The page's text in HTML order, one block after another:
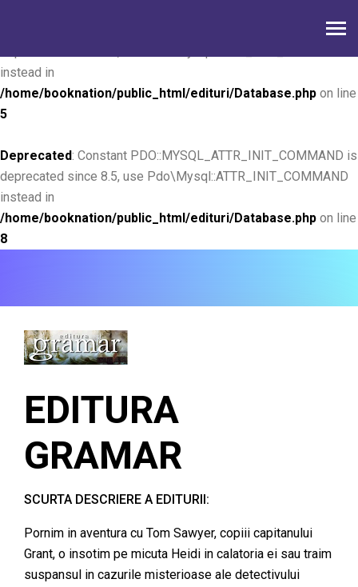
: Constant PDO::MYSQL_ATTR_INIT_COMMAND is
instead in
/home/booknation/public_html/edituri/Database.php on line
5
Deprecated: Constant PDO::MYSQL_ATTR_INIT_COMMAND is
deprecated since 8.5, use Pdo\Mysql::ATTR_INIT_COMMAND
instead in
/home/booknation/public_html/edituri/Database.php on line
8
EDITURA
GRAMAR
SCURTA DESCRIERE A EDITURII:
Pornim in aventura cu Tom Sawyer, copiii capitanului
Grant, o insotim pe micuta Heidi in calatoria ei sau traim
suspansul in cazurile misterioase ale detectivului